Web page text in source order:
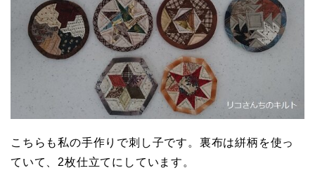
こちらも私の手作りで刺し子です。裏布は絣柄を使っ
ていて、2枚仕立てにしています。